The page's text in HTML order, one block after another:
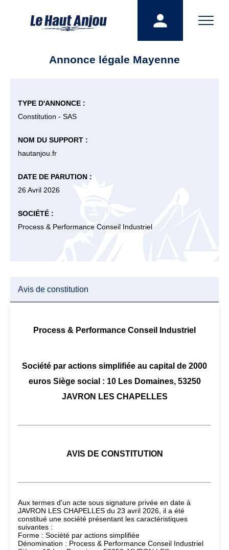
Annonce légale Mayenne
TYPE D'ANNONCE :
Constitution - SAS
NOM DU SUPPORT :
hautanjou.fr
DATE DE PARUTION :
26 Avril 2026
SOCIÉTÉ :
Process & Performance Conseil Industriel
Avis de constitution
Process & Performance Conseil Industriel
Société par actions simplifiée au capital de 2000
euros Siège social : 10 Les Domaines, 53250
JAVRON LES CHAPELLES
AVIS DE CONSTITUTION
Aux termes d'un acte sous signature privée en date à
JAVRON LES CHAPELLES du 23 avril 2026, il a été
constitué une société présentant les caractéristiques
suivantes :
Forme : Société par actions simplifiée
Dénomination : Process & Performance Conseil Industriel